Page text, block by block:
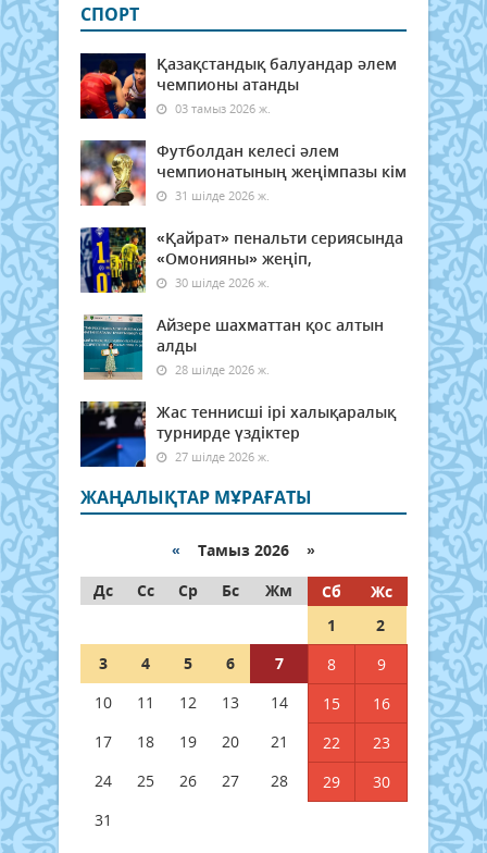
СПОРТ
Қазақстандық балуандар әлем
чемпионы атанды
03 тамыз 2026 ж.
Футболдан келесі әлем
чемпионатының жеңімпазы кім
31 шілде 2026 ж.
«Қайрат» пенальти сериясында
«Омонияны» жеңіп,
30 шілде 2026 ж.
Айзере шахматтан қос алтын
алды
28 шілде 2026 ж.
Жас теннисші ірі халықаралық
турнирде үздіктер
27 шілде 2026 ж.
ЖАҢАЛЫҚТАР МҰРАҒАТЫ
« Тамыз 2026 »
Дс
Сс Ср Бс Жм Сб
Жс
1
2
3
4 5 6 7 8
9
10
11 12 13 14 15
16
17
18 19 20 21 22
23
24
25 26 27 28 29
30
31